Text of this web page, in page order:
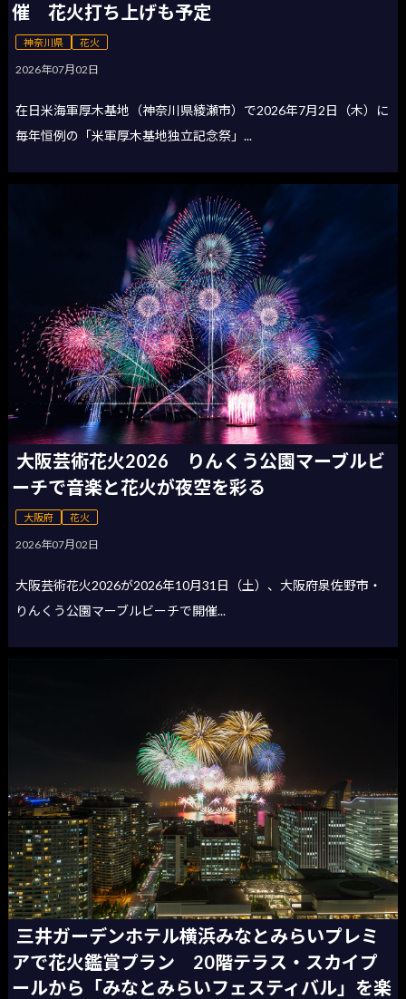
催 花火打ち上げも予定
神奈川県 花火
2026年07月02日
在日米海軍厚木基地（神奈川県綾瀬市）で2026年7月2日（木）に
毎年恒例の「米軍厚木基地独立記念祭」...
大阪芸術花火2026 りんくう公園マーブルビ
ーチで音楽と花火が夜空を彩る
大阪府 花火
2026年07月02日
大阪芸術花火2026が2026年10月31日（土）、大阪府泉佐野市・
りんくう公園マーブルビーチで開催...
三井ガーデンホテル横浜みなとみらいプレミ
アで花火鑑賞プラン 20階テラス・スカイプ
ールから「みなとみらいフェスティバル」を楽